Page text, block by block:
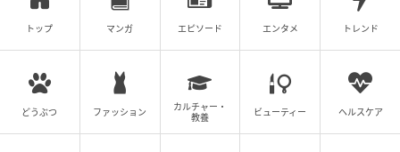
ベビーカレンダー
私は実家に滞在している際、想定外の大雪で帰ること
が難しくなりました。夫に電話してその旨を伝える
と、妙に上機嫌だったのです。
トップ マンガ エピソード エンタメ トレンド
どうぶつ ファッション
カルチャー・
教養
ビューティー ヘルスケア